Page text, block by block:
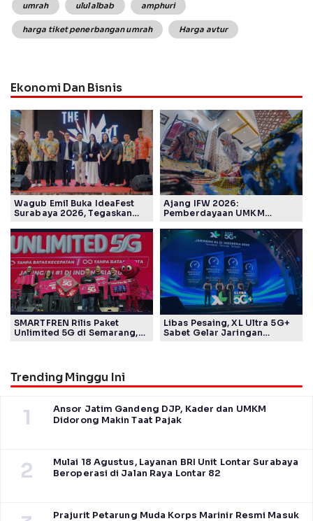
umrah ulul albab amphuri
harga tiket penerbangan umrah Harga avtur
Ekonomi Dan Bisnis
Wagub Emil Buka IdeaFest
Surabaya 2026, Tegaskan
Timur
Ajang IFW 2026:
Pemberdayaan UMKM
Kelompok Disabilitas dan
Keberlanjutan
SMARTFREN Rilis Paket
Unlimited 5G di Semarang,
Libas Pesaing, XL Ultra 5G+
Sabet Gelar Jaringan
Trending Minggu Ini
1
Ansor Jatim Gandeng DJP, Kader dan UMKM
Didorong Makin Taat Pajak
2
Mulai 18 Agustus, Layanan BRI Unit Lontar Surabaya
Beroperasi di Jalan Raya Lontar 82
Prajurit Petarung Muda Korps Marinir Resmi Masuk